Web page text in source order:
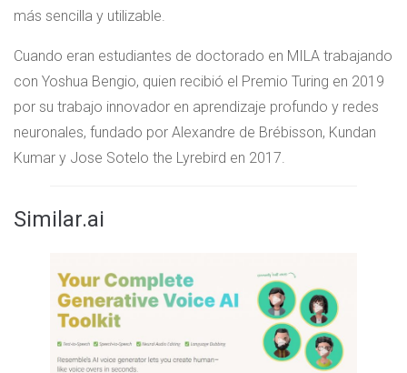
más sencilla y utilizable.
Cuando eran estudiantes de doctorado en MILA trabajando
con Yoshua Bengio, quien recibió el Premio Turing en 2019
por su trabajo innovador en aprendizaje profundo y redes
neuronales, fundado por Alexandre de Brébisson, Kundan
Kumar y Jose Sotelo the Lyrebird en 2017.
Similar.ai